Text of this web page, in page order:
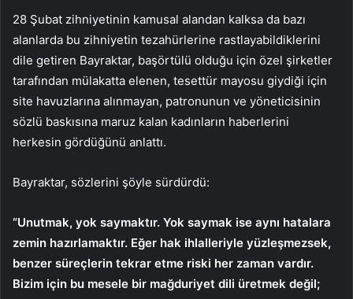
28 Şubat zihniyetinin kamusal alandan kalksa da bazı
alanlarda bu zihniyetin tezahürlerine rastlayabildiklerini
dile getiren Bayraktar, başörtülü olduğu için özel şirketler
tarafından mülakatta elenen, tesettür mayosu giydiği için
site havuzlarına alınmayan, patronunun ve yöneticisinin
sözlü baskısına maruz kalan kadınların haberlerini
herkesin gördüğünü anlattı.
Bayraktar, sözlerini şöyle sürdürdü:
“Unutmak, yok saymaktır. Yok saymak ise aynı hatalara
zemin hazırlamaktır. Eğer hak ihlalleriyle yüzleşmezsek,
benzer süreçlerin tekrar etme riski her zaman vardır.
Bizim için bu mesele bir mağduriyet dili üretmek değil;